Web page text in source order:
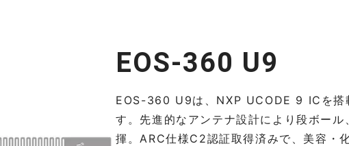
EOS-360 U9
EOS-360 U9は、NXP UCODE 9 ICを搭
す。先進的なアンテナ設計により段ボー
揮。ARC仕様C2認証取得済みで、美容・